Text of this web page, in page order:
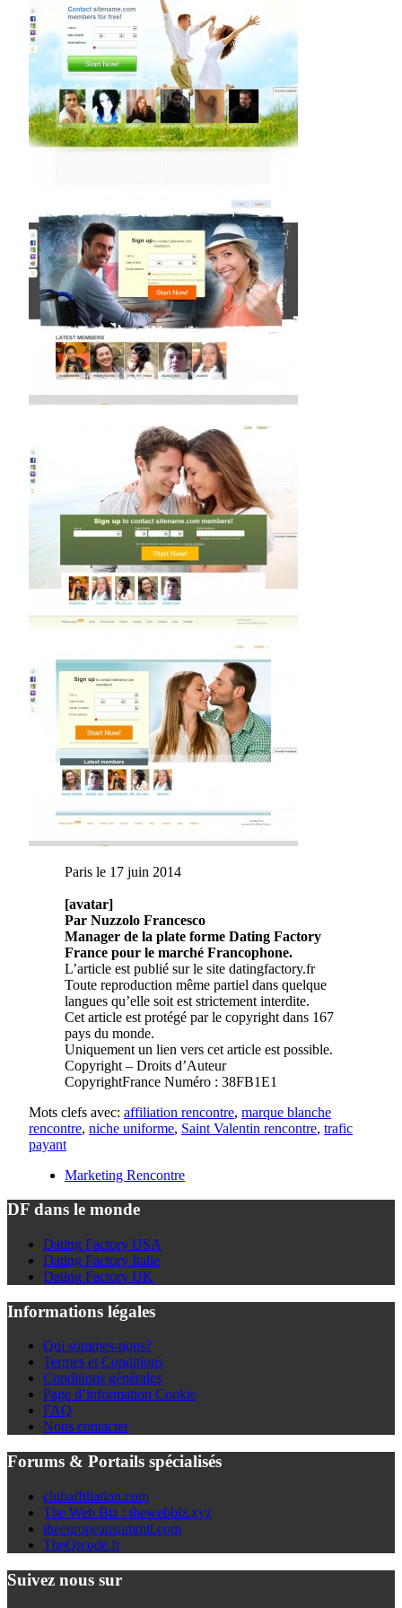
Paris le 17 juin 2014
[avatar]
Par Nuzzolo Francesco
Manager de la plate forme Dating Factory
France pour le marché Francophone.
L’article est publié sur le site datingfactory.fr
Toute reproduction même partiel dans quelque
langues qu’elle soit est strictement interdite.
Cet article est protégé par le copyright dans 167
pays du monde.
Uniquement un lien vers cet article est possible.
Copyright – Droits d’Auteur
CopyrightFrance Numéro : 38FB1E1
Mots clefs avec: affiliation rencontre, marque blanche
rencontre, niche uniforme, Saint Valentin rencontre, trafic
payant
Marketing Rencontre
DF dans le monde
Dating Factory USA
Dating Factory Italie
Dating Factory UK
Informations légales
Qui sommes-nous?
Termes et Conditions
Conditions générales
Page d’information Cookie
FAQ
Nous contacter
Forums & Portails spécialisés
clubaffiliation.com
The Web Biz : thewebbiz.xyz
theeuropeansummit.com
TheQrcode.fr
Suivez nous sur